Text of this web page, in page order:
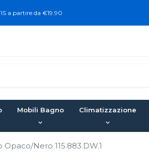
a partire da €19.90
Mobili Bagno Climatizzazione
Nero 115.883.DW.1